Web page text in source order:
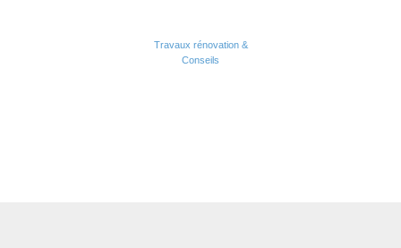
Travaux rénovation &
Conseils